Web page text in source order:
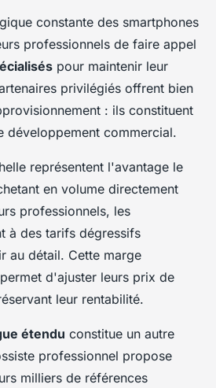
constante des smartphones
professionnels de faire appel
pour maintenir leur
privilégiés offrent bien
: ils constituent
développement commercial.
représentent l'avantage le
en volume directement
professionnels, les
à des tarifs dégressifs
au détail. Cette marge
d'ajuster leurs prix de
leur rentabilité.
étendu constitue un autre
professionnel propose
milliers de références